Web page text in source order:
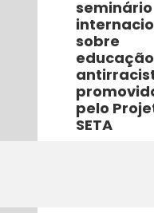
seminário
sobre
educação
pelo
SETA